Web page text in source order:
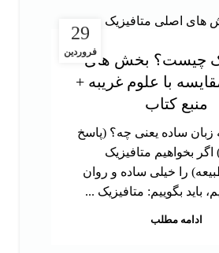
29
فروردینچیست؟ بخش های
با علوم غریبه +
منبع کتاب
زبان ساده یعنی چه؟ (پاسخ
بخواهیم متافیزیک
را خیلی ساده و روان
باید بگوییم: متافیزیک ...
ادامه مطلب